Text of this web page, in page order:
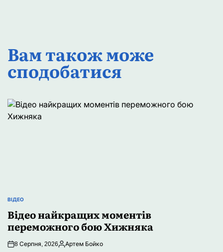
Вам також може
сподобатися
ОПУБЛІКУВАТИ
ВІДЕО
Відео найкращих моментів
переможного бою Хижняка
8 Серпня, 2026
Опубліковано
Артем Бойко